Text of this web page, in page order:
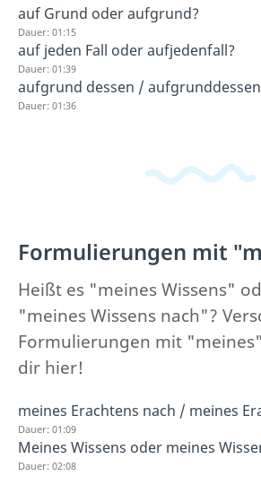
auf Grund oder aufgrund?
Dauer: 01:15
auf jeden Fall oder aufjedenfall?
Dauer: 01:39
aufgrund dessen /
Dauer: 01:36
Formulierungen mit
Heißt es "meines Wissens"
"meines Wissens nach"?
Formulierungen mit
dir hier!
meines Erachtens nach / meines
Dauer: 01:09
Meines Wissens oder meines
Dauer: 02:08